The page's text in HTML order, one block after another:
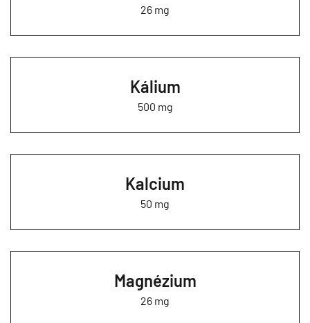
26 mg
Kálium
500 mg
Kalcium
50 mg
Magnézium
26 mg